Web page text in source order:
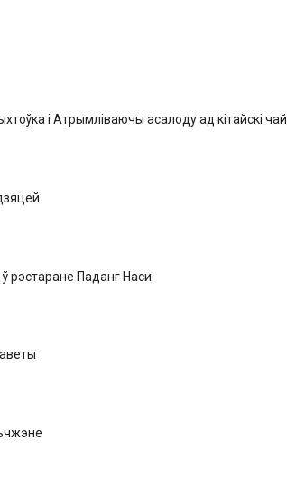
і Атрымліваючы асалоду ад кітайскі чай
рэстаране Паданг Наси